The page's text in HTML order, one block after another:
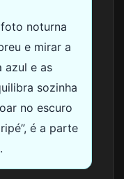
noturna
e mirar a
azul e as
sozinha
no escuro
é a parte